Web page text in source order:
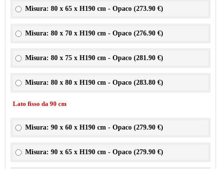
Misura: 80 x 65 x H190 cm - Opaco (273.90 €)
Misura: 80 x 70 x H190 cm - Opaco (276.90 €)
Misura: 80 x 75 x H190 cm - Opaco (281.90 €)
Misura: 80 x 80 x H190 cm - Opaco (283.80 €)
Lato fisso da 90 cm
Misura: 90 x 60 x H190 cm - Opaco (279.90 €)
Misura: 90 x 65 x H190 cm - Opaco (279.90 €)